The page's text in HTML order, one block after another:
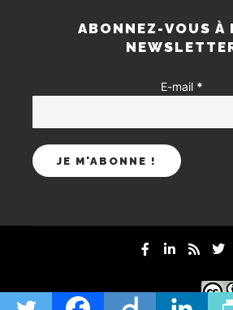
ABONNEZ-VOUS À
E-mail *
mentions-legales